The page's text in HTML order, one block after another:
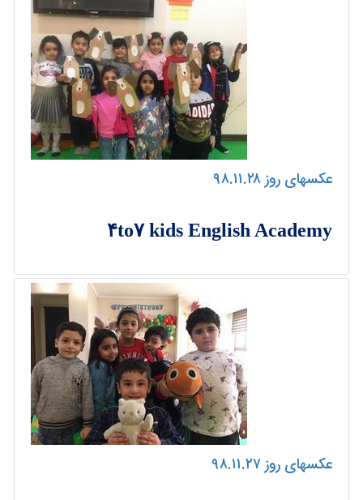
عکسهای روز ۹۸.۱۱.۲۸
۴to۷ kids English Academy
عکسهای روز ۹۸.۱۱.۲۷